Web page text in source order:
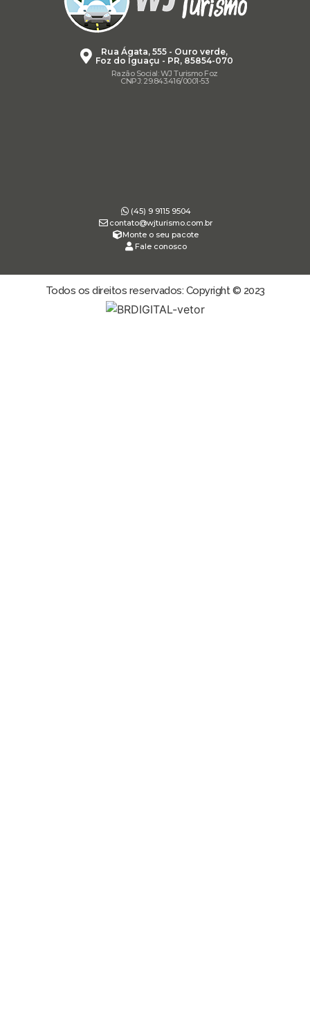
Rua Ágata, 555 - Ouro verde,
Foz do Iguaçu - PR, 85854-070
Razão Social: WJ Turismo Foz
CNPJ: 29.843.416/0001-53
(45) 9 9115 9504
contato@wjturismo.com.br
Monte o seu pacote
Fale conosco
Todos os direitos reservados: Copyright © 2023